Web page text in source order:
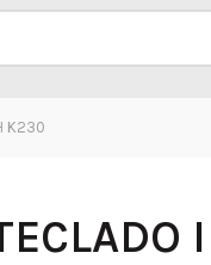
K230